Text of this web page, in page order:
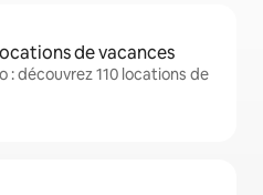
de vacances
: découvrez 110 locations de